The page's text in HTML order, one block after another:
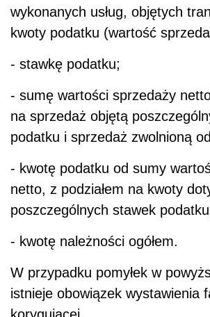
wykonanych usług, objętych
kwoty podatku (wartość
- stawkę podatku;
- sumę wartości sprzedaży
na sprzedaż objętą
podatku i sprzedaż zwolnioną
- kwotę podatku od sumy
netto, z podziałem na kwoty
poszczególnych stawek
- kwotę należności ogółem.
W przypadku pomyłek w
istnieje obowiązek wystawienia